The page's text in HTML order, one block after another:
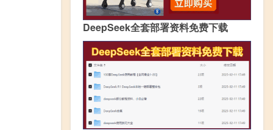
DeepSeek全套部署资料免费下载